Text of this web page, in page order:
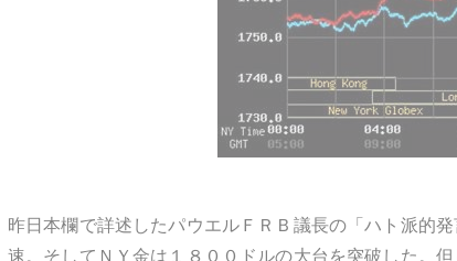
昨日本欄で詳述したパウエルＦＲＢ議長の「ハト派的
速。そしてＮＹ金は１８００ドルの大台を突破した。